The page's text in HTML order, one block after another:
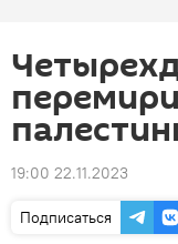
19:00 22.11.2023
Подписаться